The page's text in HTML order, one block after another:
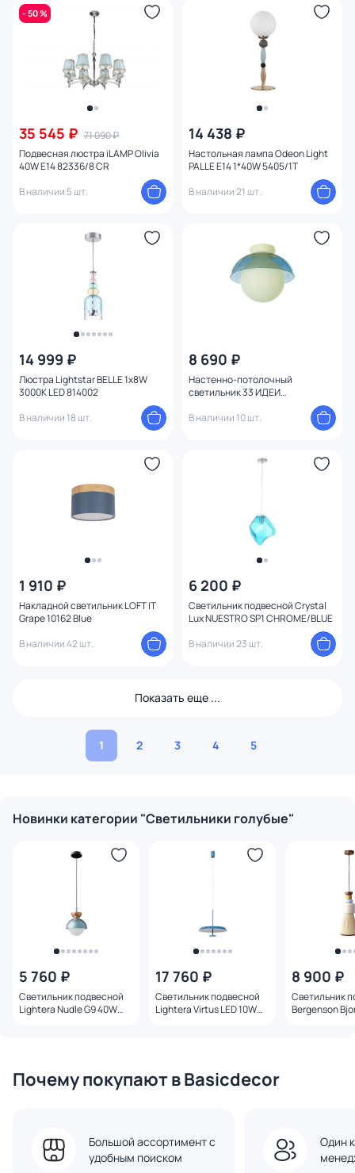
- 50 %
35 545 ₽ 71 090 ₽
Подвесная люстра iLAMP Olivia
40W E14 82336/8 CR
В наличии 5 шт.
14 438 ₽
Настольная лампа Odeon Light
PALLE E14 1*40W 5405/1T
В наличии 21 шт.
14 999 ₽
Люстра Lightstar BELLE 1х8W
3000K LED 814002
В наличии 18 шт.
8 690 ₽
Настенно-потолочный
светильник 33 ИДЕИ
В наличии 10 шт.
1 910 ₽
Накладной светильник LOFT IT
Grape 10162 Blue
В наличии 42 шт.
6 200 ₽
Светильник подвесной Crystal
Lux NUESTRO SP1 CHROME/BLUE
В наличии 23 шт.
Показать еще ...
1 2 3 4 5
Новинки категории "Светильники голубые"
5 760 ₽
Светильник подвесной
Lightera Nudle G9 40W
17 760 ₽
Светильник подвесной
Lightera Virtus LED 10W
8 900 ₽
Светильник
Bergenson
Почему покупают в Basicdecor
Большой ассортимент с
удобным поиском
Один